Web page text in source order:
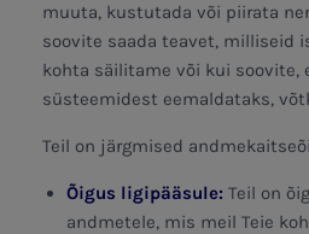
muuta, kustutada või piirata
soovite saada teavet, milliseid
kohta säilitame või kui soovite,
süsteemidest eemaldataks,
Teil on järgmised
Õigus ligipääsule: Teil on
andmetele, mis meil Teie